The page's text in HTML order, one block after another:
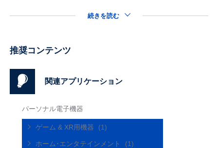
続きを読む
推奨コンテンツ
関連アプリケーション
パーソナル電子機器
ゲーム & XR用機器 (1)
ホーム･エンタテインメント
(1)